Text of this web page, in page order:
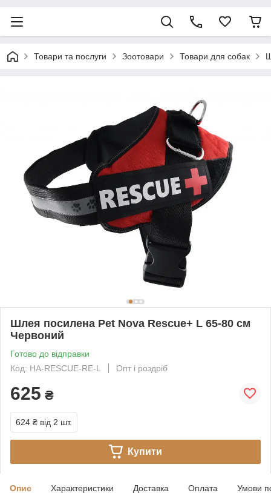
Товари та послуги Зоотовари Товари для собак
Шлея посилена Pet Nova Rescue+ L 65-80 см
Червоний
Готово до відправки
Код: HA-RESCUE-RE-L
Опт і роздріб
625 ₴
624 ₴ від 2 шт.
Купити
Опис Характеристики Доставка Оплата Умови